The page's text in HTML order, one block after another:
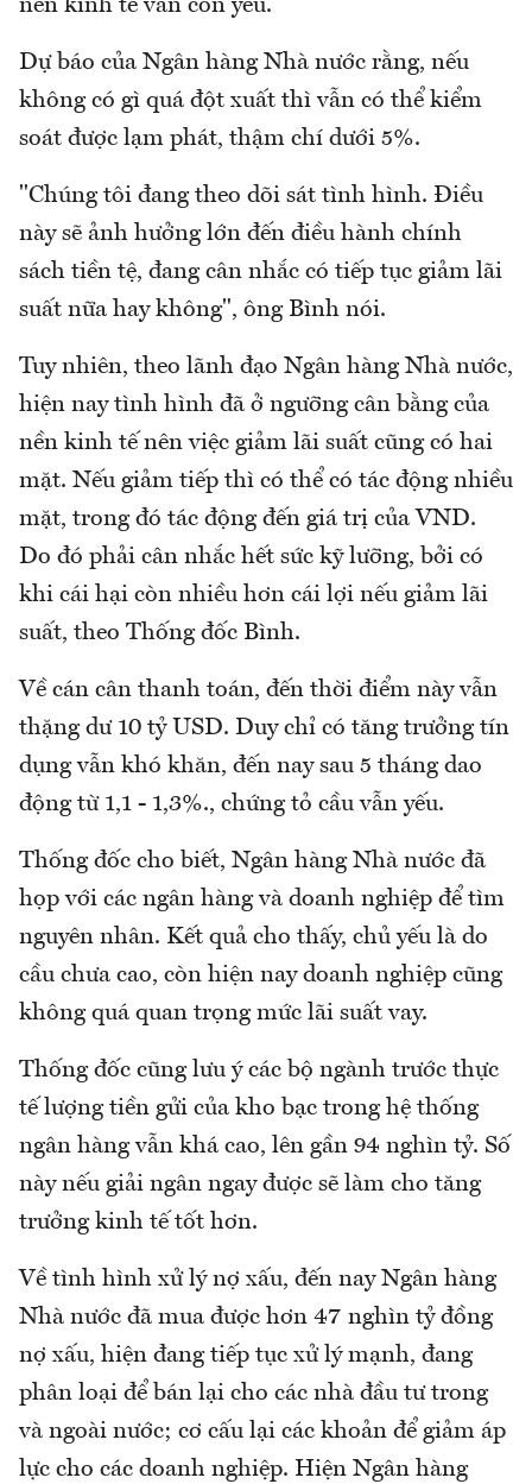
nền kinh tế vẫn còn yếu.
Dự báo của Ngân hàng Nhà nước rằng, nếu
không có gì quá đột xuất thì vẫn có thể kiểm
soát được lạm phát, thậm chí dưới 5%.
"Chúng tôi đang theo dõi sát tình hình. Điều
này sẽ ảnh hưởng lớn đến điều hành chính
sách tiền tệ, đang cân nhắc có tiếp tục giảm lãi
suất nữa hay không", ông Bình nói.
Tuy nhiên, theo lãnh đạo Ngân hàng Nhà nước,
hiện nay tình hình đã ở ngưỡng cân bằng của
nền kinh tế nên việc giảm lãi suất cũng có hai
mặt. Nếu giảm tiếp thì có thể có tác động nhiều
mặt, trong đó tác động đến giá trị của VND.
Do đó phải cân nhắc hết sức kỹ lưỡng, bởi có
khi cái hại còn nhiều hơn cái lợi nếu giảm lãi
suất, theo Thống đốc Bình.
Về cán cân thanh toán, đến thời điểm này vẫn
thặng dư 10 tỷ USD. Duy chỉ có tăng trưởng tín
dụng vẫn khó khăn, đến nay sau 5 tháng dao
động từ 1,1 - 1,3%., chứng tỏ cầu vẫn yếu.
Thống đốc cho biết, Ngân hàng Nhà nước đã
họp với các ngân hàng và doanh nghiệp để tìm
nguyên nhân. Kết quả cho thấy, chủ yếu là do
cầu chưa cao, còn hiện nay doanh nghiệp cũng
không quá quan trọng mức lãi suất vay.
Thống đốc cũng lưu ý các bộ ngành trước thực
tế lượng tiền gửi của kho bạc trong hệ thống
ngân hàng vẫn khá cao, lên gần 94 nghìn tỷ. Số
này nếu giải ngân ngay được sẽ làm cho tăng
trưởng kinh tế tốt hơn.
Về tình hình xử lý nợ xấu, đến nay Ngân hàng
Nhà nước đã mua được hơn 47 nghìn tỷ đồng
nợ xấu, hiện đang tiếp tục xử lý mạnh, đang
phân loại để bán lại cho các nhà đầu tư trong
và ngoài nước; cơ cấu lại các khoản để giảm áp
lực cho các doanh nghiệp. Hiện Ngân hàng